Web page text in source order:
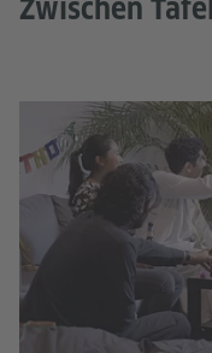
Zwischen